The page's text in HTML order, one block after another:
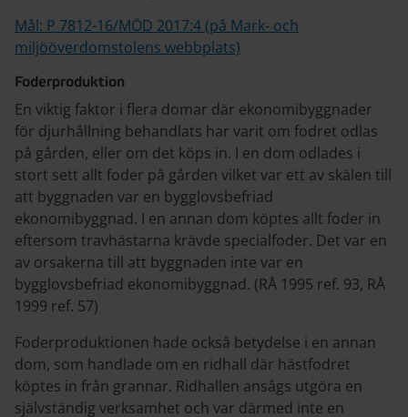
Mål: P 7812-16/MÖD 2017:4 (på Mark- och
miljööverdomstolens webbplats)
Foderproduktion
En viktig faktor i flera domar där ekonomibyggnader
för djurhållning behandlats har varit om fodret odlas
på gården, eller om det köps in. I en dom odlades i
stort sett allt foder på gården vilket var ett av skälen till
att byggnaden var en bygglovsbefriad
ekonomibyggnad. I en annan dom köptes allt foder in
eftersom travhästarna krävde specialfoder. Det var en
av orsakerna till att byggnaden inte var en
bygglovsbefriad ekonomibyggnad. (RÅ 1995 ref. 93, RÅ
1999 ref. 57)
Foderproduktionen hade också betydelse i en annan
dom, som handlade om en ridhall där hästfodret
köptes in från grannar. Ridhallen ansågs utgöra en
självständig verksamhet och var därmed inte en